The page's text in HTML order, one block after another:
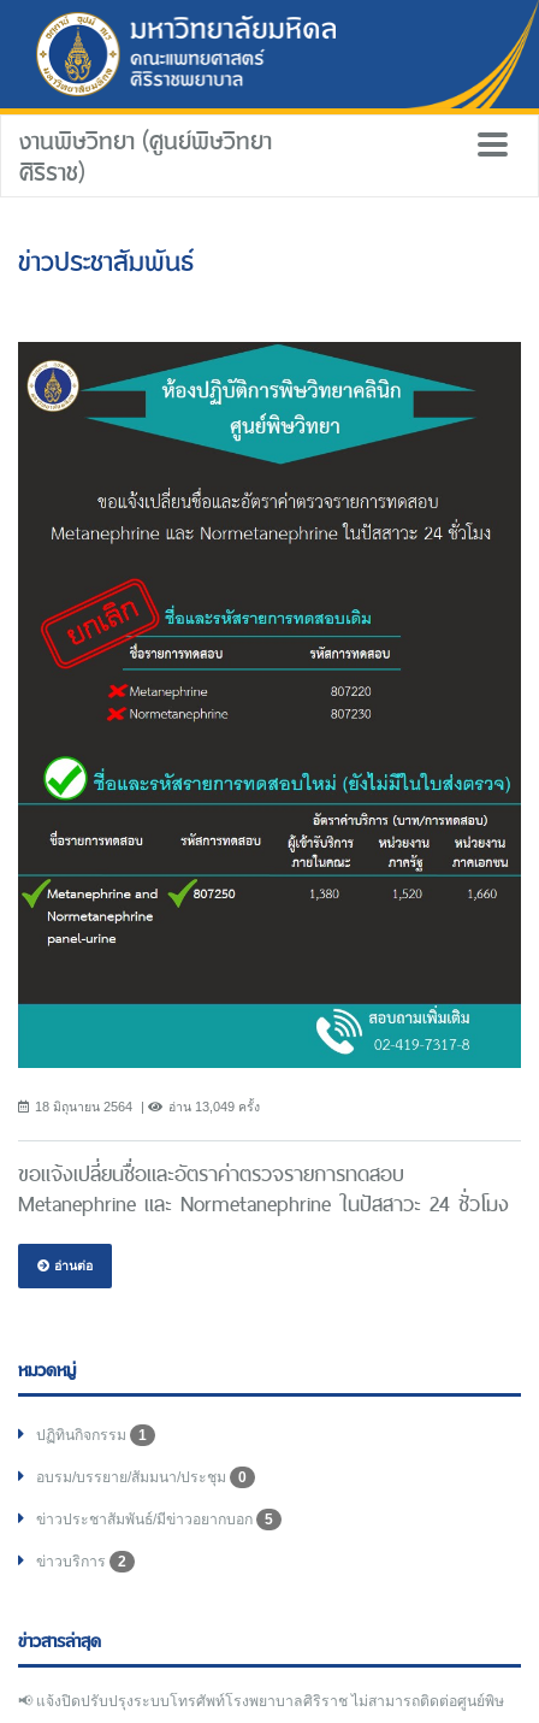
งานพิษวิทยา (ศูนย์พิษวิทยา
ศิริราช)
ข่าวประชาสัมพันธ์
18 มิถุนายน 2564 อ่าน 13,049 ครั้ง
ขอแจ้งเปลี่ยนชื่อและอัตราค่าตรวจรายการทดสอบ
Metanephrine และ Normetanephrine ในปัสสาวะ 24 ชั่วโมง
อ่านต่อ
หมวดหมู่
ปฏิทินกิจกรรม 1
อบรม/บรรยาย/สัมมนา/ประชุม 0
ข่าวประชาสัมพันธ์/มีข่าวอยากบอก 5
ข่าวบริการ 2
ข่าวสารล่าสุด
📢 แจ้งปิดปรับปรุงระบบโทรศัพท์โรงพยาบาลศิริราช ไม่สามารถติดต่อศูนย์พิษ